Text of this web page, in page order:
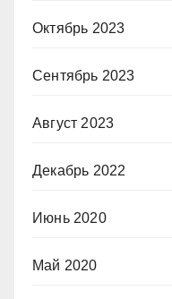
Октябрь 2023
Сентябрь 2023
Август 2023
Декабрь 2022
Июнь 2020
Май 2020